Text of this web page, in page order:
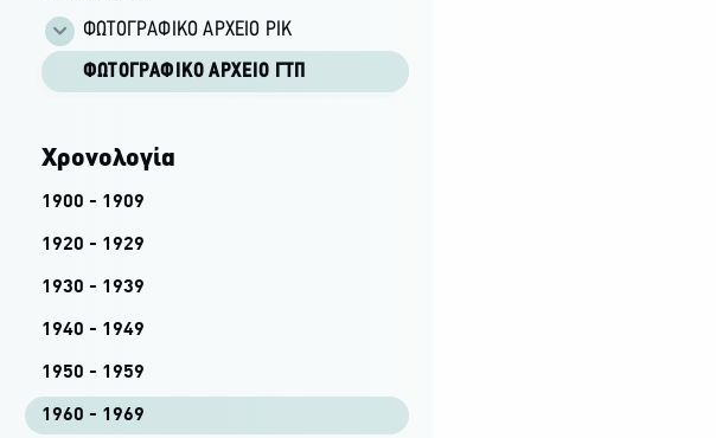
ΦΩΤΟΓΡΑΦΙΚΌ ΑΡΧΕΊΟ ΡΙΚ
ΦΩΤΟΓΡΑΦΙΚΌ ΑΡΧΕΊΟ ΓΤΠ
Χρονολογία
1900 - 1909
1920 - 1929
1930 - 1939
1940 - 1949
1950 - 1959
1960 - 1969